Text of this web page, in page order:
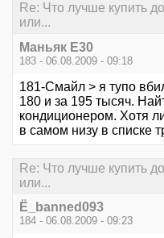
Re: Что лучше купить
или...
Маньяк E30
183 - 06.08.2009 - 09:18
181-Смайл > я тупо
180 и за 195 тысяч.
кондиционером. Хотя
в самом низу в списке
Re: Что лучше купить
или...
Ё_banned093
184 - 06.08.2009 - 09:23